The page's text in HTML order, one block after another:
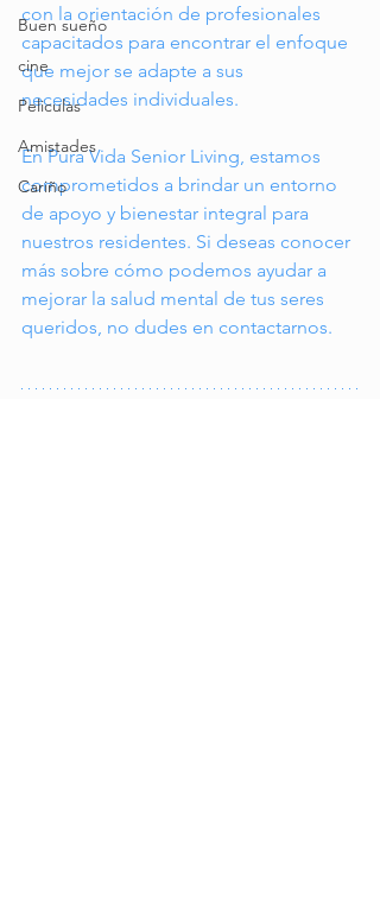
Buen sueño
cine
Peliculas
Amistades
Cariño
con la orientación de profesionales
capacitados para encontrar el enfoque
que mejor se adapte a sus
necesidades individuales.
En Pura Vida Senior Living, estamos
comprometidos a brindar un entorno
de apoyo y bienestar integral para
nuestros residentes. Si deseas conocer
más sobre cómo podemos ayudar a
mejorar la salud mental de tus seres
queridos, no dudes en contactarnos.